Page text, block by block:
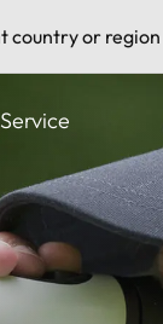
country or
Service